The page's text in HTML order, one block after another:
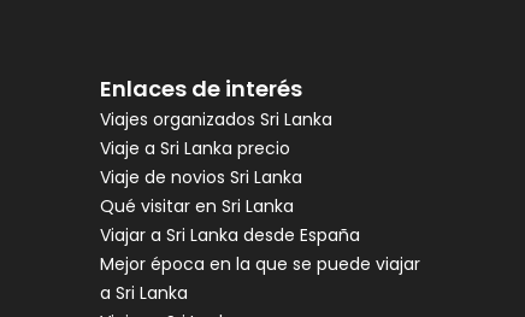
Enlaces de interés
Viajes organizados Sri Lanka
Viaje a Sri Lanka precio
Viaje de novios Sri Lanka
Qué visitar en Sri Lanka
Viajar a Sri Lanka desde España
Mejor época en la que se puede viajar
a Sri Lanka